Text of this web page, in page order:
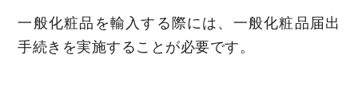
一般化粧品を輸入する際には、一般化粧品届出
手続きを実施することが必要です。